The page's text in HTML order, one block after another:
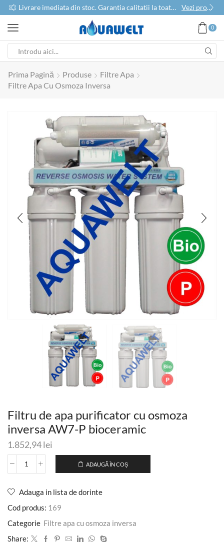
Livrare imediata din stoc. Garantia calitatii la toate produsele Vezi produse
0
Prima Pagină Produse
Filtre Apa
Filtre Apa Cu Osmoza Inversa
Filtru de apa purificator cu osmoza
inversa AW7-P bioceramic
1.852,94lei
ADAUGĂ ÎN COȘ
Adauga in lista de dorinte
Cod produs: 169
Categorie Filtre apa cu osmoza inversa
Share: